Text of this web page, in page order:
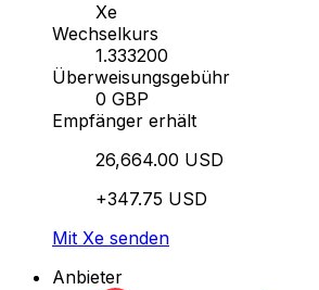
Xe
Wechselkurs
1.333200
Überweisungsgebühr
0 GBP
Empfänger erhält
26,664.00 USD
+347.75 USD
Mit Xe senden
Anbieter